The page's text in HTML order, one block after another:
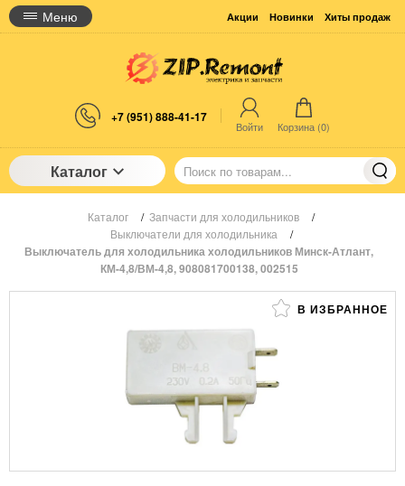
Меню Акции Новинки Хиты продаж
+7 (951) 888-41-17
Войти Корзина (0)
Каталог
Каталог / Запчасти для холодильников
/
Выключатели для холодильника
/
Выключатель для холодильника холодильников Минск-Атлант,
КМ-4,8/ВМ-4,8, 908081700138, 002515
В ИЗБРАННОЕ